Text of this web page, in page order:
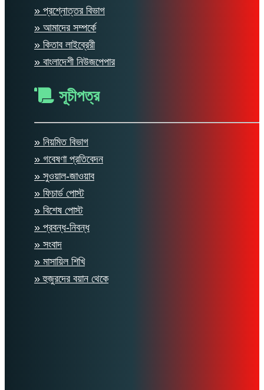
» প্রশ্নোত্তর বিভাগ
» আমাদের সম্পর্কে
» কিতাব লাইব্রেরী
» বাংলাদেশী নিউজপেপার
সূচীপত্র
» নিয়মিত বিভাগ
» গবেষণা প্রতিবেদন
» সুওয়াল-জাওয়াব
» ফিচার্ড পোস্ট
» বিশেষ পোস্ট
» প্রবন্ধ-নিবন্ধ
» সংবাদ
» মাসায়িল শিখি
» হুজুরদের বয়ান থেকে